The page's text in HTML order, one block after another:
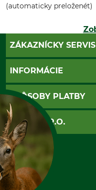
(automaticky preloženét)
ZÁKAZNÍCKY SERVIS
Kontakt
Newsletter
Nastavenia súborov
INFORMÁCIE
Povinné údaje
Obchodné podmienky
Ochrana osobnych udajov
Otváracie hodiny
Zrušenie objednávky
SPÔSOBY PLATBY
Dobierka
Platba vopred
Sepa-inkaso
Osobný odber
GRUBE S.R.O.
O nás
Predajňa
Kolektív GRUBE
Naše pobočky v Európe
*Všetky ceny sú